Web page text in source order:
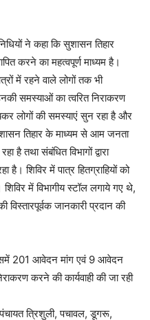
ने कहा कि सुशासन तिहार
करने का महत्वपूर्ण माध्यम है।
में रहने वाले लोगों तक भी
समस्याओं का त्वरित निराकरण
लोगों की समस्याएं सुन रहा है और
तिहार के माध्यम से आम जनता
तथा संबंधित विभागों द्वारा
है। शिविर में पात्र हितग्राहियों को
शिविर में विभागीय स्टॉल लगाये गए थे,
विस्तारपूर्वक जानकारी प्रदान की
201 आवेदन मांग एवं 9 आवेदन
करने की कार्यवाही की जा रही
त्रिशुली, पचावल, डूगरू,